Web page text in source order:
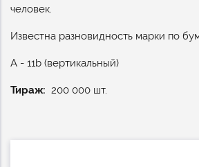
человек.
Известна разновидность марки по
А - 11b (вертикальный)
Тираж 200 000 шт.